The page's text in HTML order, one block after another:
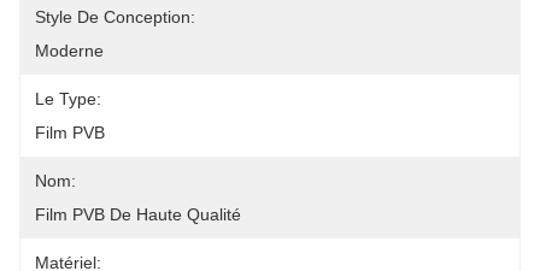
Style De Conception:
Moderne
Le Type:
Film PVB
Nom:
Film PVB De Haute Qualité
Matériel: